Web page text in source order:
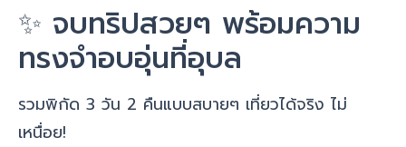
✨ จบทริปสวยๆ พร้อมความ
ทรงจำอบอุ่นที่อุบล
รวมพิกัด 3 วัน 2 คืนแบบสบายๆ เที่ยวได้จริง ไม่
เหนื่อย!